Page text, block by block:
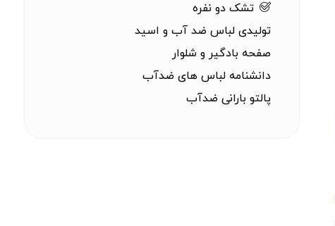
تشک دو نفره
تولیدی لباس ضد آب و اسید
صفحه بادگیر و شلوار
دانشنامه لباس های ضدآب
پالتو بارانی ضدآب